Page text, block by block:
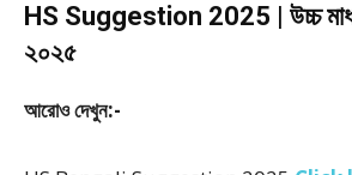
HS Suggestion 2025 | উচ্চ
২০২৫
আরোও দেখুন:-